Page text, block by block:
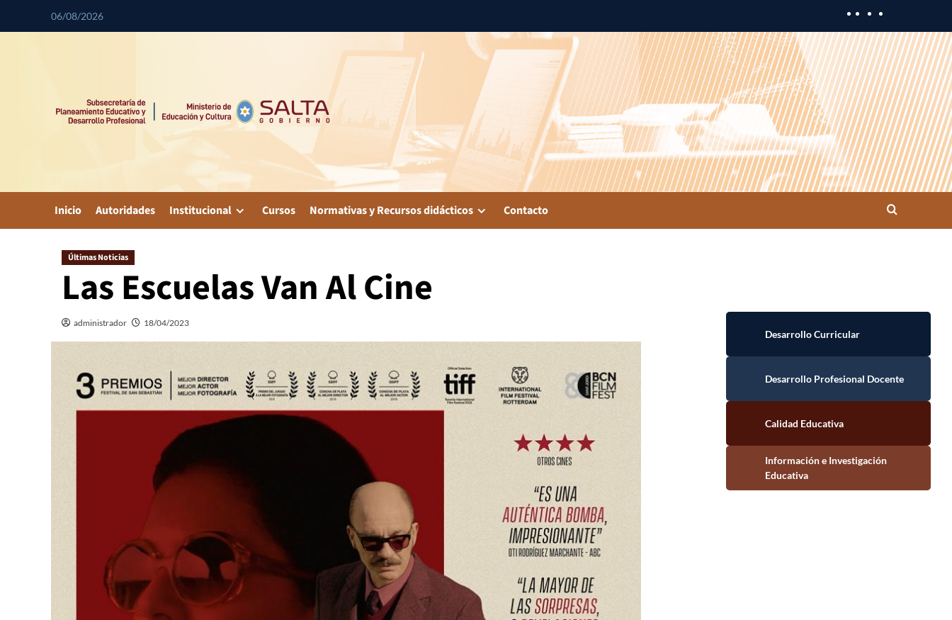
06/08/2026
Inicio Autoridades Institucional Cursos Normativas y Recursos didácticos Contacto
Últimas Noticias
Las Escuelas Van Al Cine
administrador 18/04/2023
Información e Investigación Educativa